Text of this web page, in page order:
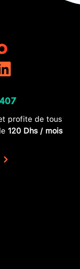
profite de tous
120 Dhs / mois